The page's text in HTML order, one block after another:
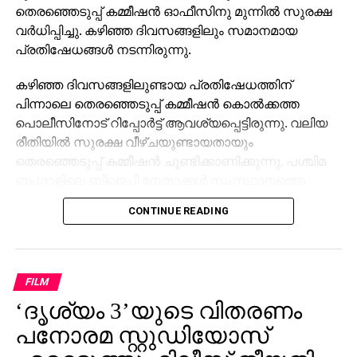
അനസിനോട് തോറ്റ് ബ്ലാസ്‌റ്റേര്‍സ്
തെരഞ്ഞെടുപ്പ് കമ്മീഷന്‍ ഓഫീസിനു മുന്നില്‍ സുരക്ഷ
വര്‍ധിപ്പിച്ചു. കഴിഞ്ഞ ദിവസങ്ങളിലും സമാനമായ
പ്രതിഷേധങ്ങള്‍ നടന്നിരുന്നു.
കഴിഞ്ഞ ദിവസങ്ങളിലുണ്ടായ പ്രതിഷേധത്തിന്
പിന്നാലെ തെരഞ്ഞെടുപ്പ് കമ്മീഷന്‍ കൊല്‍ക്കത്ത
പൊലീസിനോട് റിപ്പോര്‍ട്ട് ആവശ്യപ്പെട്ടിരുന്നു. വലിയ
രീതിയില്‍ സുരക്ഷ വീഴ്ചയുണ്ടായതായും
തെരഞ്ഞെടുപ്പ് കമ്മീഷന്‍ ചൂണ്ടിക്കാണിക്കുന്നു. പശ്ചിമ
തെരഞ്ഞെടുപ്പ് കമീഷന്‍ ഓഫീസിലെത്തി സംസ്ഥാന
തെരഞ്ഞെടുപ്പ് ഓഫീസറുമായി കൂടിക്കാഴ്ച നടത്തുന്ന
അതേസമയം, ജോലിയെടുക്കാന്‍ തയ്യാറാണെന്നും
എന്നാല്‍ ഇത്തരത്തില്‍ അടിച്ചമര്‍ത്തലും അമിതമായ
ജോലി സമ്മര്‍ദ്ദവും ഒരുതരത്തിലും അംഗീകരിക്കാം
സാധിക്കില്ലെന്നും പ്രതിഷേധിക്കുന്ന ബിഎല്‍ഒമാര്‍
പറഞ്ഞു. വിവിധ സംസ്ഥാനങ്ങളിലായി നിരവധി
CONTINUE READING
FILM
‘ദൃശ്യം 3’യുടെ വിതരണം
പനോരമ സ്റ്റുഡിയോസ്